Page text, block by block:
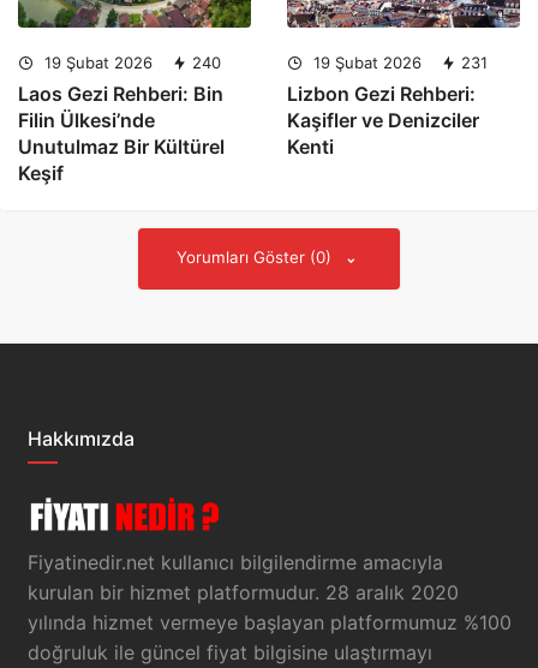
19 Şubat 2026 240
Laos Gezi Rehberi: Bin
Filin Ülkesi’nde
Unutulmaz Bir Kültürel
Keşif
19 Şubat 2026 231
Lizbon Gezi Rehberi:
Kaşifler ve Denizciler
Kenti
Yorumları Göster (0)
Hakkımızda
Fiyatinedir.net kullanıcı bilgilendirme amacıyla
kurulan bir hizmet platformudur. 28 aralık 2020
yılında hizmet vermeye başlayan platformumuz %100
doğruluk ile güncel fiyat bilgisine ulaştırmayı